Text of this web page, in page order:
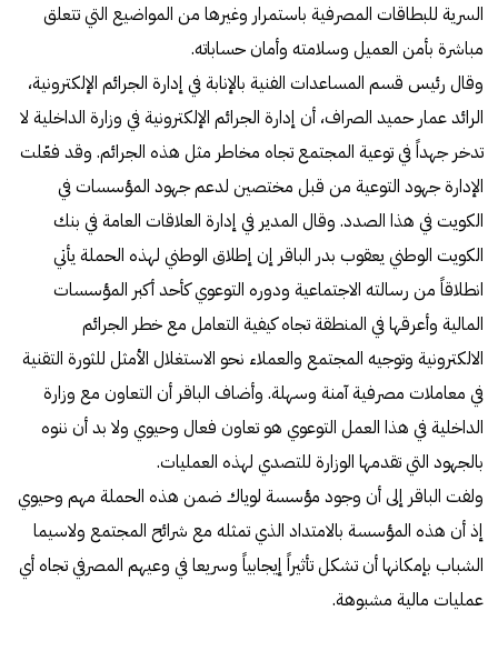
السرية للبطاقات المصرفية باستمرار وغيرها من المواضيع التي تتعلق
مباشرة بأمن العميل وسلامته وأمان حساباته.
وقال رئيس قسم المساعدات الفنية بالإنابة في إدارة الجرائم الإلكترونية،
الرائد عمار حميد الصراف، أن إدارة الجرائم الإلكترونية في وزارة الداخلية لا
تدخر جهداً في توعية المجتمع تجاه مخاطر مثل هذه الجرائم. وقد فعّلت
الإدارة جهود التوعية من قبل مختصين لدعم جهود المؤسسات في
الكويت في هذا الصدد. وقال المدير في إدارة العلاقات العامة في بنك
الكويت الوطني يعقوب بدر الباقر إن إطلاق الوطني لهذه الحملة يأتي
انطلاقاً من رسالته الاجتماعية ودوره التوعوي كأحد أكبر المؤسسات
المالية وأعرقها في المنطقة تجاه كيفية التعامل مع خطر الجرائم
الالكترونية وتوجيه المجتمع والعملاء نحو الاستغلال الأمثل للثورة التقنية
في معاملات مصرفية آمنة وسهلة. وأضاف الباقر أن التعاون مع وزارة
الداخلية في هذا العمل التوعوي هو تعاون فعال وحيوي ولا بد أن ننوه
بالجهود التي تقدمها الوزارة للتصدي لهذه العمليات.
ولفت الباقر إلى أن وجود مؤسسة لوياك ضمن هذه الحملة مهم وحيوي
إذ أن هذه المؤسسة بالامتداد الذي تمثله مع شرائح المجتمع ولاسيما
الشباب بإمكانها أن تشكل تأثيراً إيجابياً وسريعا في وعيهم المصرفي تجاه أي
عمليات مالية مشبوهة.